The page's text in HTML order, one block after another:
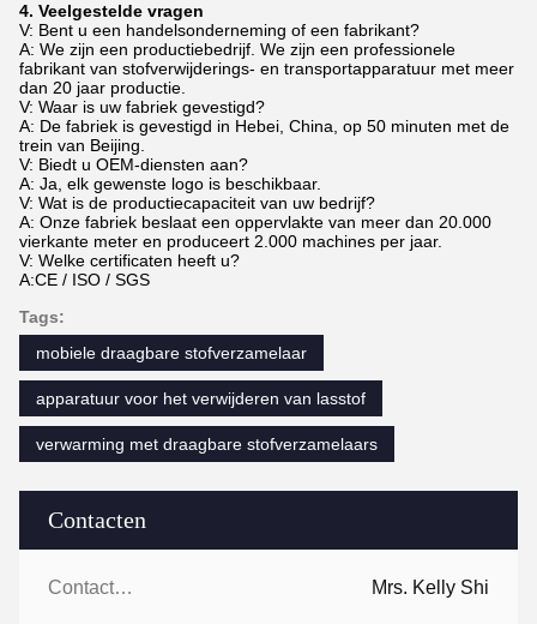
Contacten
Contacten: Mrs. Kelly Shi
4. Veelgestelde vragen
V: Bent u een handelsonderneming of een fabrikant?
A: We zijn een productiebedrijf. We zijn een professionele
fabrikant van stofverwijderings- en transportapparatuur met meer
dan 20 jaar productie.
V: Waar is uw fabriek gevestigd?
A: De fabriek is gevestigd in Hebei, China, op 50 minuten met de
trein van Beijing.
V: Biedt u OEM-diensten aan?
A: Ja, elk gewenste logo is beschikbaar.
V: Wat is de productiecapaciteit van uw bedrijf?
A: Onze fabriek beslaat een oppervlakte van meer dan 20.000
vierkante meter en produceert 2.000 machines per jaar.
V: Welke certificaten heeft u?
A:CE / ISO / SGS
Tags:
mobiele draagbare stofverzamelaar
apparatuur voor het verwijderen van lasstof
verwarming met draagbare stofverzamelaars